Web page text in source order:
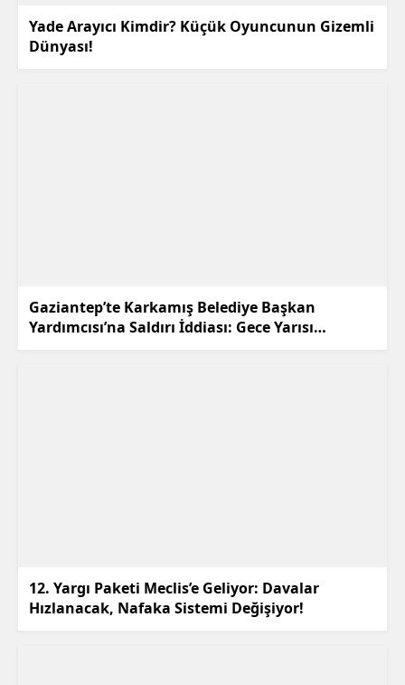
Yade Arayıcı Kimdir? Küçük Oyuncunun Gizemli
Dünyası!
Gaziantep’te Karkamış Belediye Başkan
Yardımcısı’na Saldırı İddiası: Gece Yarısı
12. Yargı Paketi Meclis’e Geliyor: Davalar
Hızlanacak, Nafaka Sistemi Değişiyor!